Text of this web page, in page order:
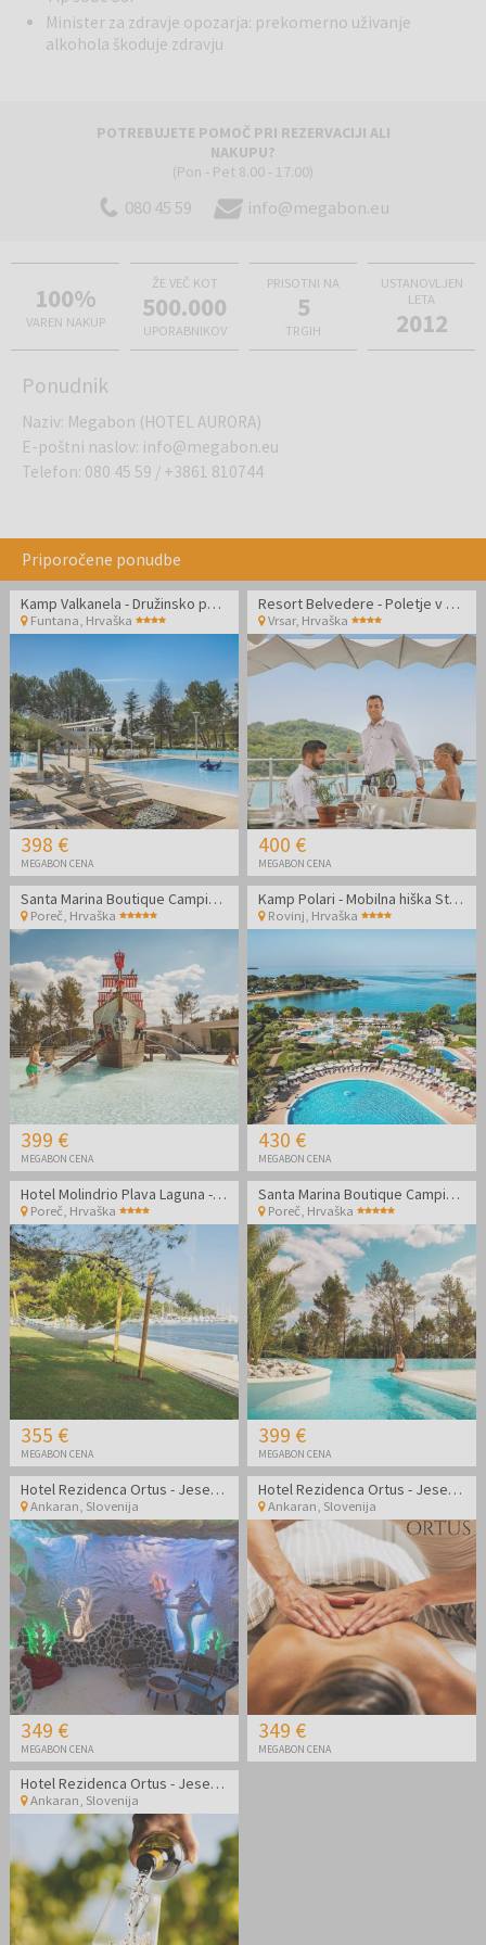
balkon, pogled park, cca 31,5 m2P3BN - Dvoposteljna Premium
soba: dve postelji + pomožno ležišče, balkon, morska stran, cca 31,5
m2F4BP - Družinska soba: balkon, stran park, cca 31,5 m2
Minister za zdravje opozarja: prekomerno uživanje
alkohola škoduje zdravju
POTREBUJETE POMOČ PRI REZERVACIJI ALI
NAKUPU?
(Pon - Pet 8.00 - 17.00)
080 45 59 info@megabon.eu
100%
VAREN NAKUP
ŽE VEČ KOT
500.000
UPORABNIKOV
PRISOTNI NA
5
TRGIH
USTANOVLJEN
LETA
2012
Ponudnik
Naziv: Megabon (HOTEL AURORA)
E-poštni naslov: info@megabon.eu
Telefon: 080 45 59 / +3861 810744
Priporočene ponudbe
Kamp Valkanela - Družinsko poletje v Standard mobilni hiški
Funtana, Hrvaška
398 €
MEGABON CENA
Resort Belvedere - Poletje v Vrsarju
Vrsar, Hrvaška
400 €
MEGABON CENA
Santa Marina Boutique Camping - MH Roulette - Last minute družinski oddih v Poreču
Poreč, Hrvaška
399 €
MEGABON CENA
Kamp Polari - Mobilna hiška Standard
Rovinj, Hrvaška
430 €
MEGABON CENA
Hotel Molindrio Plava Laguna - Družinsko septembrsko poletje v Poreču
Poreč Hrvaška
355 €
MEGABON CENA
Santa Marina Boutique Camping - Družinski oddih v Poreču
Poreč Hrvaška
399 €
MEGABON CENA
Hotel Rezidenca Ortus - Jesenski družinski odklop na slovenski obali
Ankaran Slovenija
349 €
MEGABON CENA
Hotel Rezidenca Ortus - Jesenski wellness paket z vključeno masažo
Ankaran Slovenija
349 €
MEGABON CENA
Hotel Rezidenca Ortus - Jesenski odklop z vinskim doživetjem na obali
Ankaran, Slovenija